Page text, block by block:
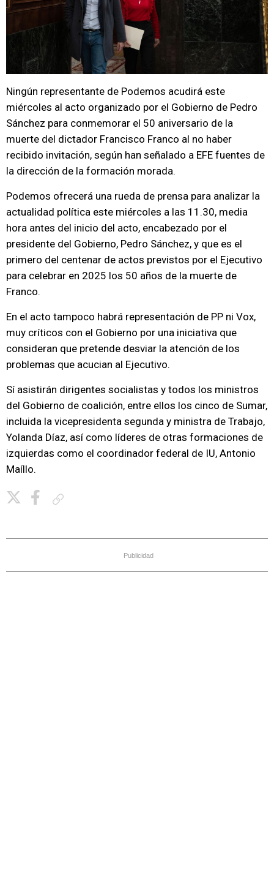
Ningún representante de Podemos acudirá este
miércoles al acto organizado por el Gobierno de Pedro
Sánchez para conmemorar el 50 aniversario de la
muerte del dictador Francisco Franco al no haber
recibido invitación, según han señalado a EFE fuentes de
la dirección de la formación morada.
Podemos ofrecerá una rueda de prensa para analizar la
actualidad política este miércoles a las 11.30, media
hora antes del inicio del acto, encabezado por el
presidente del Gobierno, Pedro Sánchez, y que es el
primero del centenar de actos previstos por el Ejecutivo
para celebrar en 2025 los 50 años de la muerte de
Franco.
En el acto tampoco habrá representación de PP ni Vox,
muy críticos con el Gobierno por una iniciativa que
consideran que pretende desviar la atención de los
problemas que acucian al Ejecutivo.
Sí asistirán dirigentes socialistas y todos los ministros
del Gobierno de coalición, entre ellos los cinco de Sumar,
incluida la vicepresidenta segunda y ministra de Trabajo,
Yolanda Díaz, así como líderes de otras formaciones de
izquierdas como el coordinador federal de IU, Antonio
Maíllo.
Publicidad